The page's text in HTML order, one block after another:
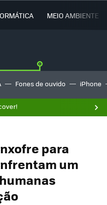
MEIO AMBIENTE
Fones de ouvido iPhone
para
um